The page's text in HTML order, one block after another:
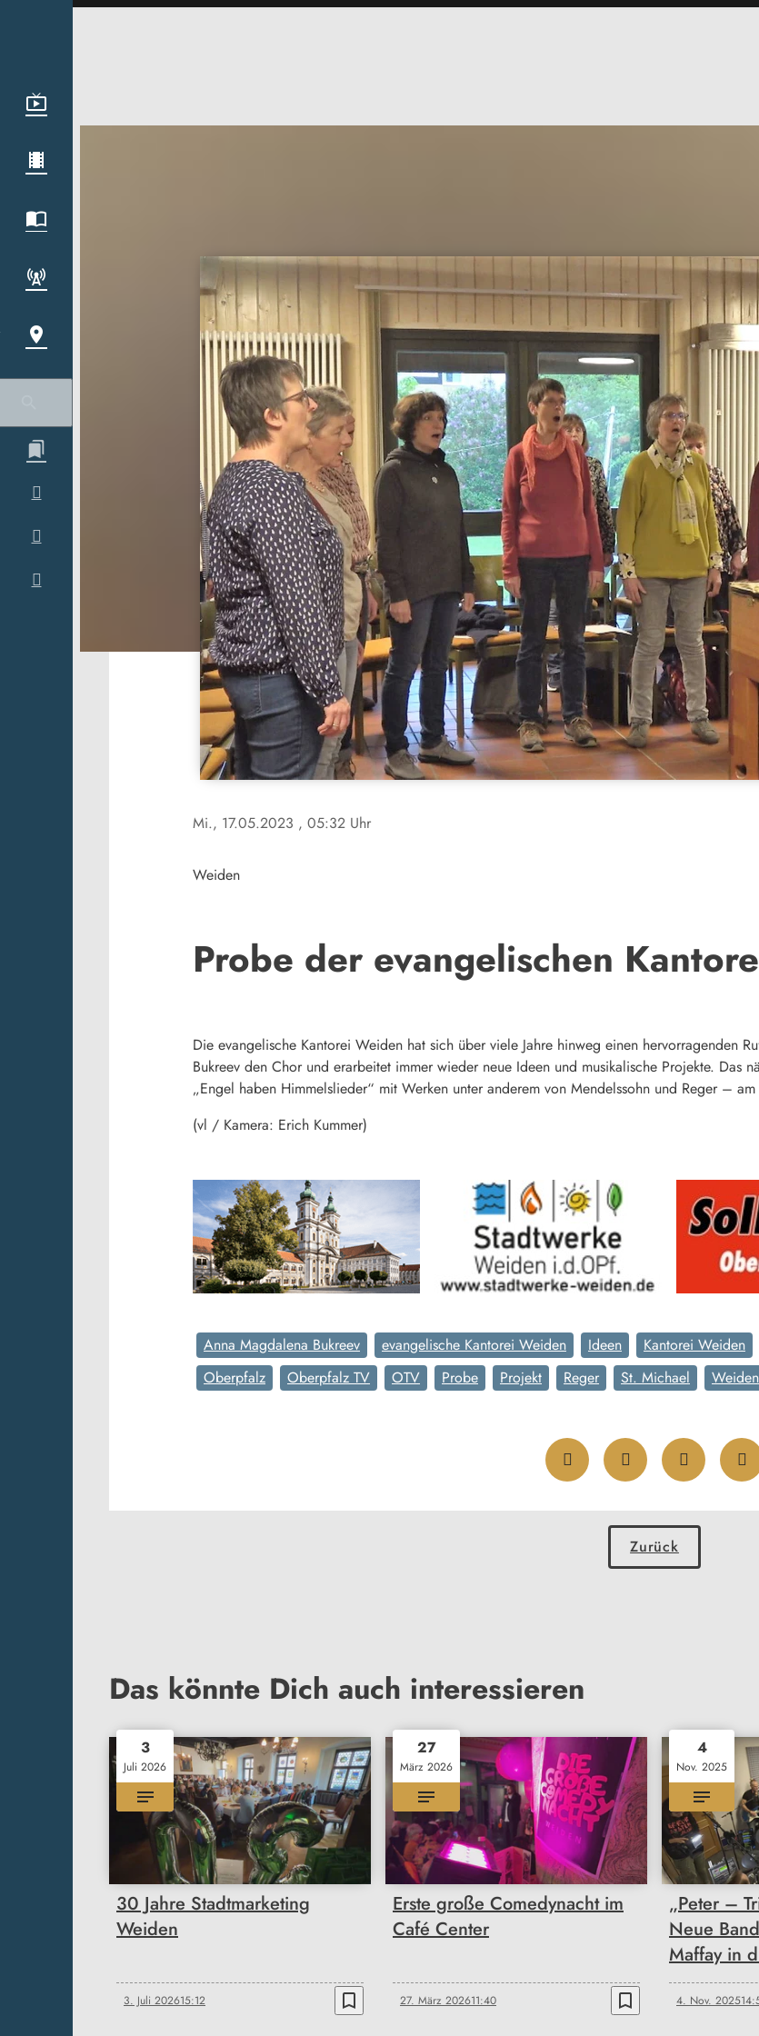
Mi., 17.05.2023 , 05:32 Uhr
Weiden
Probe der evangelischen
Die evangelische Kantorei Weiden hat sich über viele Jahre hinweg einen hervorragenden
Bukreev den Chor und erarbeitet immer wieder neue Ideen und musikalische Projekte. Das
„Engel haben Himmelslieder“ mit Werken unter anderem von Mendelssohn und Reger –
(vl / Kamera: Erich Kummer)
Anna Magdalena Bukreev evangelische Kantorei Weiden Ideen Kantorei Weiden
Oberpfalz
Oberpfalz TV OTV Probe Projekt Reger St. Michael Weiden
Zurück
Das könnte Dich auch interessieren
3
Juli 2026
30 Jahre Stadtmarketing
Weiden
3. Juli 202615:12 bookmark_border
27
März 2026
Erste große Comedynacht im
Café Center
27. März 202611:40 bookmark_border
4
Nov. 2025
„Peter –
Neue
Maffay in
4. Nov. 2025